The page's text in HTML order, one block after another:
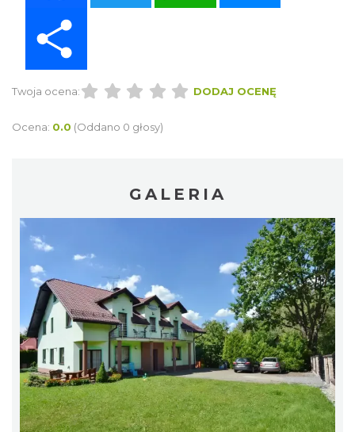
Twoja ocena: DODAJ OCENĘ
Ocena: 0.0 (Oddano 0 głosy)
GALERIA